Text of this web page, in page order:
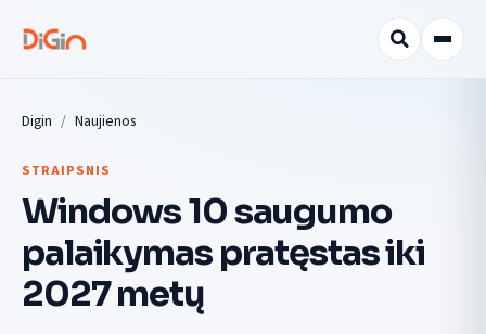
Digin Naujienos
STRAIPSNIS
Windows 10 saugumo
palaikymas pratęstas iki
2027 metų